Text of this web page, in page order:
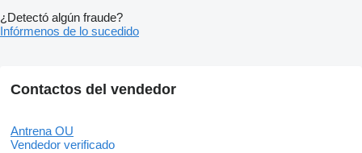
¿Detectó algún fraude?
Infórmenos de lo sucedido
Contactos del vendedor
Antrena OU
Vendedor verificado